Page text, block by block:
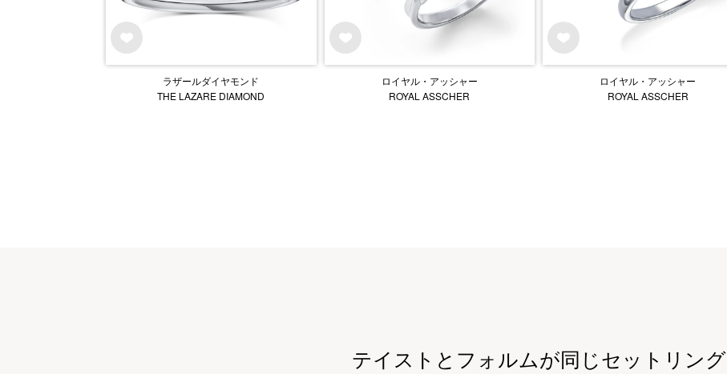
ラザールダイヤモンド
THE LAZARE DIAMOND
ロイヤル・アッシャー
ROYAL ASSCHER
ロイヤル・アッシャー
ROYAL ASSCHER
テイストとフォルムが同じセットリング